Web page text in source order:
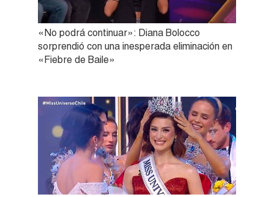
«No podrá continuar»: Diana Bolocco
sorprendió con una inesperada eliminación en
«Fiebre de Baile»